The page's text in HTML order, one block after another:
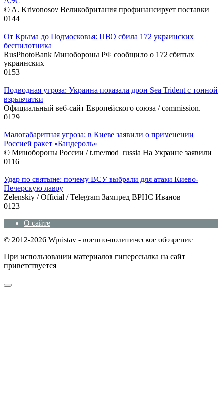
© A. Krivonosov Великобритания профинансирует поставки
0144
От Крыма до Подмосковья: ПВО сбила 172 украинских
беспилотника
RusPhotoBank Минобороны РФ сообщило о 172 сбитых
украинских
0153
Подводная угроза: Украина показала дрон Sea Trident с тонной
взрывчатки
Официальный веб-сайт Европейского союза / commission.
0129
Малогабаритная угроза: в Киеве заявили о применении
Россией ракет «Бандероль»
© Минобороны России / t.me/mod_russia На Украине заявили
0116
Удар по святыне: почему ВСУ выбрали для атаки Киево-
Печерскую лавру
Zеlеnskiу / Оfficiаl / Telegram Зампред ВРНС Иванов
0123
О сайте
© 2012-2026 Wpristav - военно-политическое обозрение
При использовании материалов гиперссылка на сайт
приветствуется